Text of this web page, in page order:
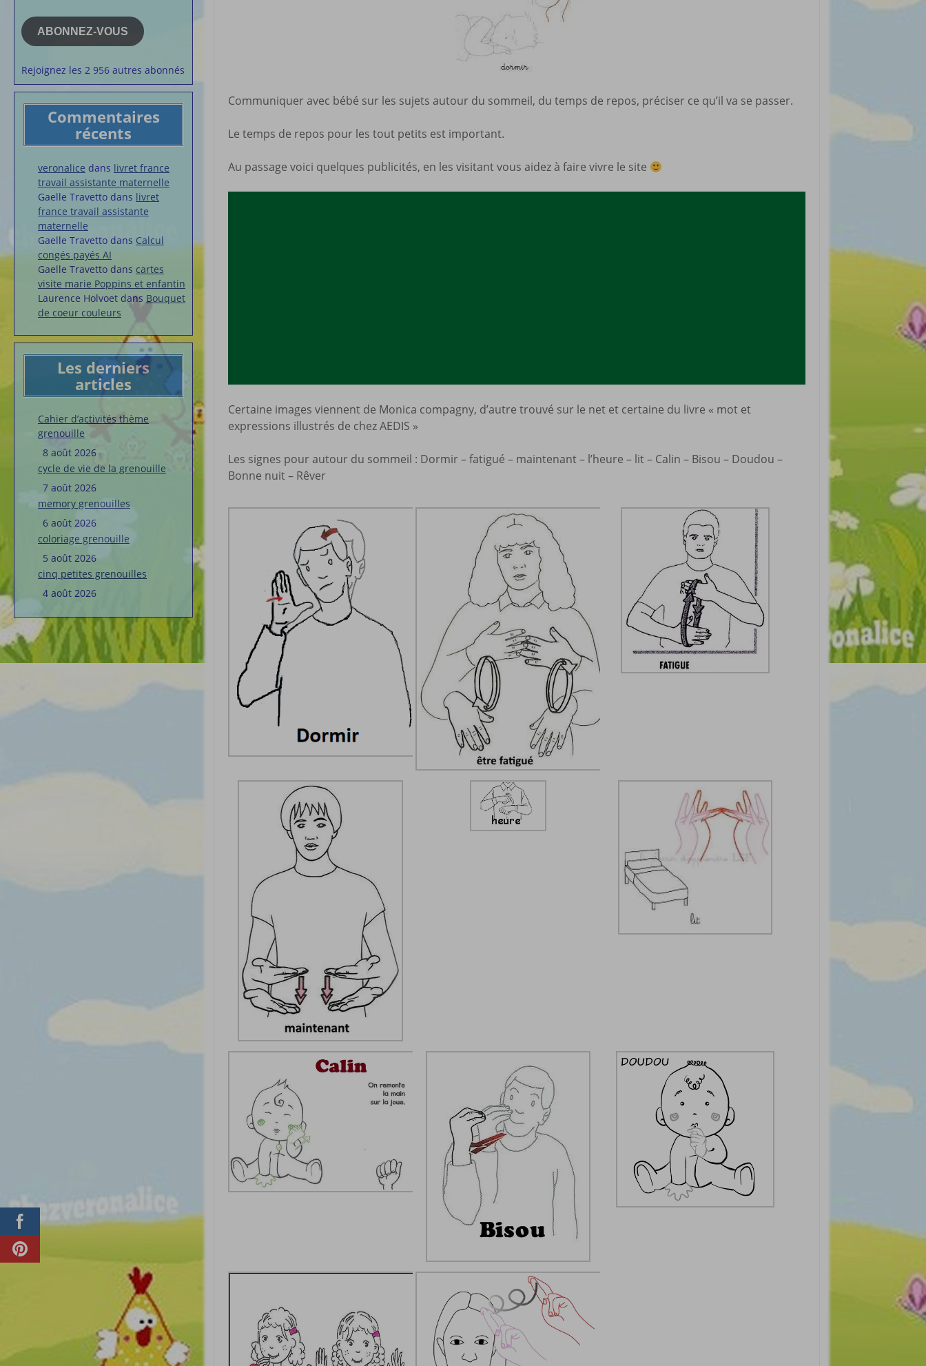
mail
ABONNEZ-VOUS
Rejoignez les 2 956 autres abonnés
Commentaires
récents
veronalice dans livret france
travail assistante maternelle
Gaelle Travetto dans livret
france travail assistante
maternelle
Gaelle Travetto dans Calcul
congés payés AI
Gaelle Travetto dans cartes
visite marie Poppins et enfantin
Laurence Holvoet dans Bouquet
de coeur couleurs
Les derniers
articles
Cahier d’activités thème
grenouille
8 août 2026
cycle de vie de la grenouille
7 août 2026
memory grenouilles
6 août 2026
coloriage grenouille
5 août 2026
cinq petites grenouilles
4 août 2026
Communiquer avec bébé sur les sujets autour du sommeil, du temps de repos, préciser ce qu’il va se passer.
Le temps de repos pour les tout petits est important.
Au passage voici quelques publicités, en les visitant vous aidez à faire vivre le site
Certaine images viennent de Monica compagny, d’autre trouvé sur le net et certaine du livre « mot et
expressions illustrés de chez AEDIS »
Les signes pour autour du sommeil : Dormir – fatigué – maintenant – l’heure – lit – Calin – Bisou – Doudou –
Bonne nuit – Rêver